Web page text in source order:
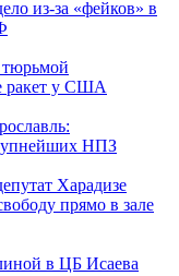
из-за «фейков» в
ракет у США
НПЗ
Харадизе
прямо в зале
в ЦБ Исаева